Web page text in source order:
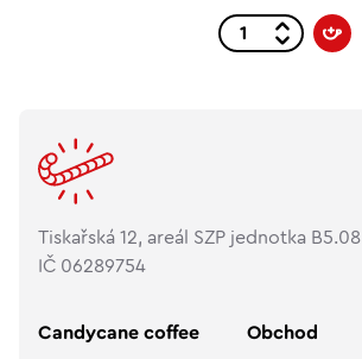
Tiskařská 12, areál SZP jednotka B5.08
IČ 06289754
Candycane coffee
Obchod